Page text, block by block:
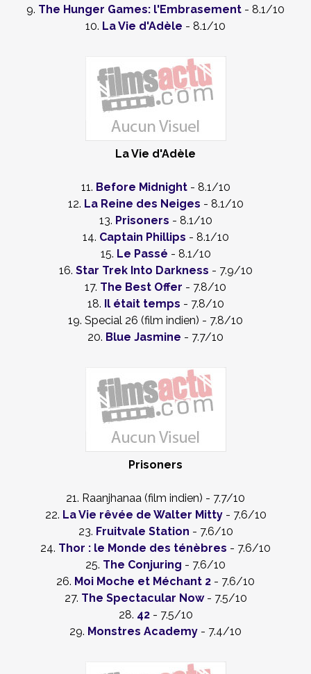
9. The Hunger Games: l'Embrasement - 8.1/10
10. La Vie d'Adèle - 8.1/10
La Vie d'Adèle
11. Before Midnight- 8.1/10
12. La Reine des Neiges - 8.1/10
13. Prisoners - 8.1/10
14. Captain Phillips - 8.1/10
15. Le Passé - 8.1/10
16. Star Trek Into Darkness - 7.9/10
17. The Best Offer - 7.8/10
18. Il était temps - 7.8/10
19. Special 26 (film indien) - 7.8/10
20. Blue Jasmine - 7.7/10
Prisoners
21. Raanjhanaa (film indien) - 7.7/10
22. La Vie rêvée de Walter Mitty- 7.6/10
23. Fruitvale Station - 7.6/10
24. Thor : le Monde des ténèbres - 7.6/10
25. The Conjuring - 7.6/10
26. Moi Moche et Méchant 2 - 7.6/10
27. The Spectacular Now- 7.5/10
28. 42- 7.5/10
29. Monstres Academy - 7.4/10